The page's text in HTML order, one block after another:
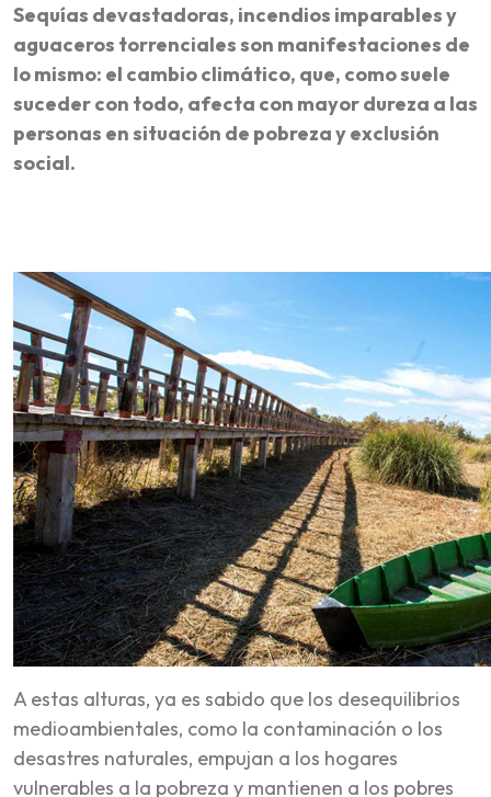
Sequías devastadoras, incendios imparables y
aguaceros torrenciales son manifestaciones de
lo mismo: el cambio climático, que, como suele
suceder con todo, afecta con mayor dureza a las
personas en situación de pobreza y exclusión
social.
A estas alturas, ya es sabido que los desequilibrios
medioambientales, como la contaminación o los
desastres naturales, empujan a los hogares
vulnerables a la pobreza y mantienen a los pobres